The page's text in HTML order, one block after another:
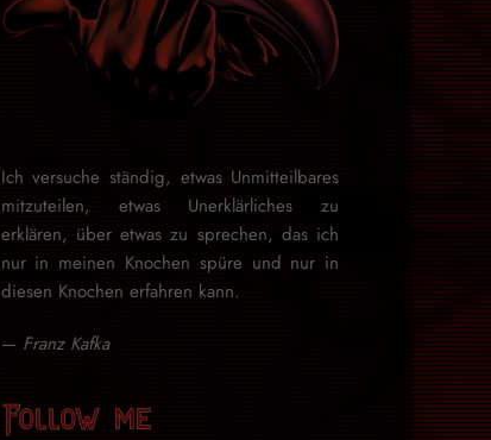
Ich versuche ständig, etwas Unmitteilbares
mitzuteilen, etwas Unerklärliches zu
erklären, über etwas zu sprechen, das ich
nur in meinen Knochen spüre und nur in
diesen Knochen erfahren kann.
— Franz Kafka
Follow me